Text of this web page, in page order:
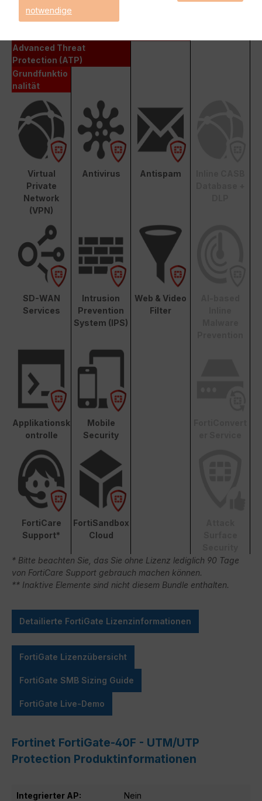
Enterprise Protection
Advanced Threat
Protection (ATP)
Grundfunktio
nalität
Virtual
Private
Network
(VPN)
Antivirus Antispam
SD-WAN
Services
Intrusion
Prevention
System (IPS)
Web & Video
Filter
Applikationsk
ontrolle
Mobile
Security
FortiCare
Support*
FortiSandbox
Cloud
* Bitte beachten Sie, das Sie ohne Lizenz lediglich 90 Tage
von FortiCare Support gebrauch machen können.
** Inaktive Elemente sind nicht diesem Bundle enthalten.
Detailierte FortiGate Lizenzinformationen
FortiGate Lizenzübersicht
FortiGate SMB Sizing Guide
FortiGate Live-Demo
Fortinet FortiGate-40F - UTM/UTP
Protection Produktinformationen
Integrierter AP: Nein
notwendige